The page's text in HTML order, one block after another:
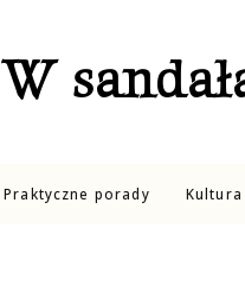
W
Praktyczne porady